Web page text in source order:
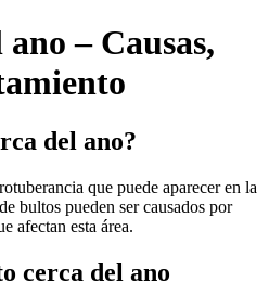
– Causas,
del ano?
que puede aparecer en la
bultos pueden ser causados por
afectan esta área.
cerca del ano